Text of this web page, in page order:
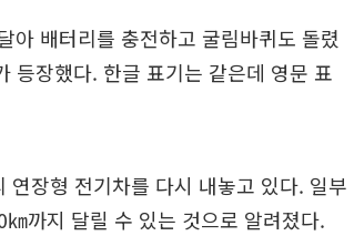
아 배터리를 충전하고 굴림바퀴도 돌렸
장했다. 한글 표기는 같은데 영문 표
장형 전기차를 다시 내놓고 있다. 일부
까지 달릴 수 있는 것으로 알려졌다.